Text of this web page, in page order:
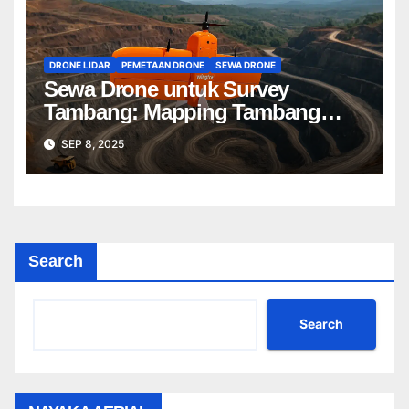
DRONE LIDAR PEMETAAN DRONE SEWA DRONE
Sewa Drone untuk Survey
Tambang: Mapping Tambang
Profesional Lebih Cepat & Akurat
SEP 8, 2025
Search
Search